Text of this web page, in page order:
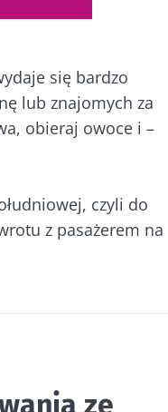
się bardzo
lub znajomych za
obieraj owoce i –
czyli do
z pasażerem na
ze